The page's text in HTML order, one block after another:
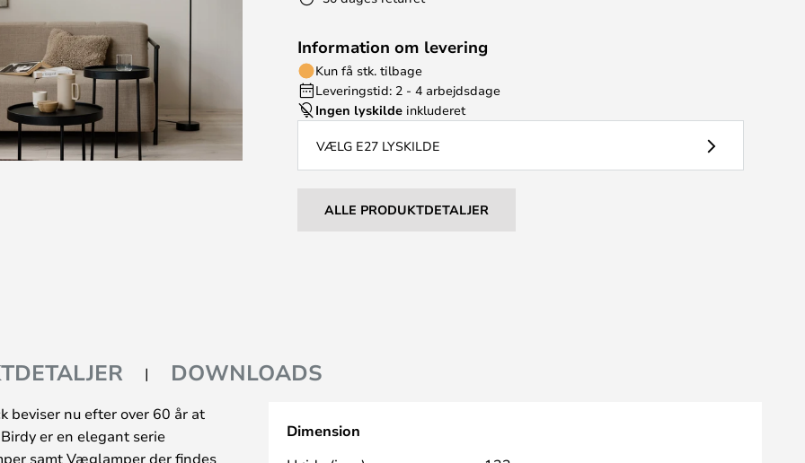
Information om levering
Kun få stk. tilbage
Leveringstid: 2 - 4 arbejdsdage
Ingen lyskilde inkluderet
VÆLG E27 LYSKILDE
ALLE PRODUKTDETALJER
DOWNLOADS
beviser nu efter over 60 år at
er en elegant serie
samt Væglamper der findes
Dimension